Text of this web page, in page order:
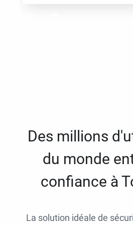
Des millions
du monde
confiance à
La solution idéale de